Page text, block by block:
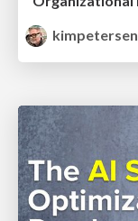
kimpetersen